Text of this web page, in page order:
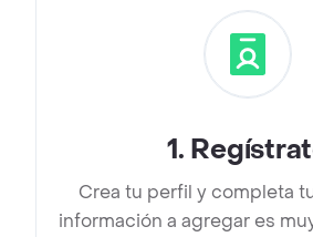
1.
Crea tu perfil y completa
información a agregar es